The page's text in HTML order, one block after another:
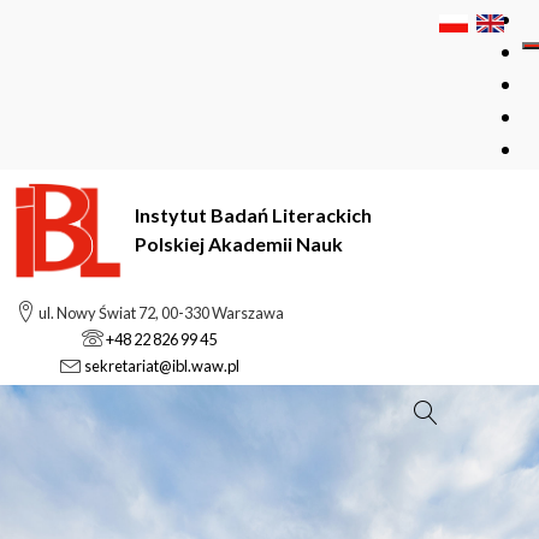
Instytut Badań Literackich
Polskiej Akademii Nauk
ul. Nowy Świat 72, 00-330 Warszawa
+48 22 826 99 45
sekretariat@ibl.waw.pl
Szukaj